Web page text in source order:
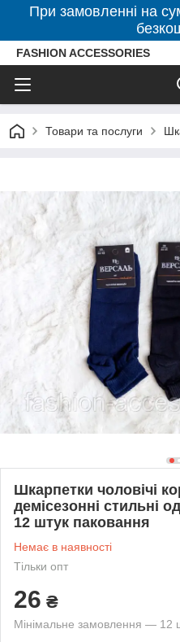
При замовленні на
FASHION ACCESSORIES
Товари та послуги
Шкарпетки чоловічі
демісезонні стильні
12 штук паковання
Немає в наявності
Тільки опт
26 ₴
Мінімальне замовлення — 12